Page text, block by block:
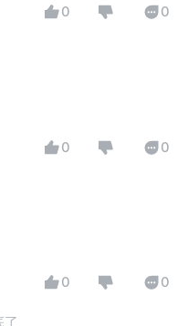
0 0
0 0
0 0
了